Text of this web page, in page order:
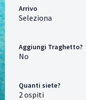
Arrivo
Seleziona
Quanti siete?
Aggiungi Traghetto?
No